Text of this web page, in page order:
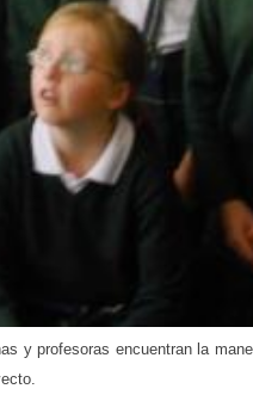
y profesoras encuentran la